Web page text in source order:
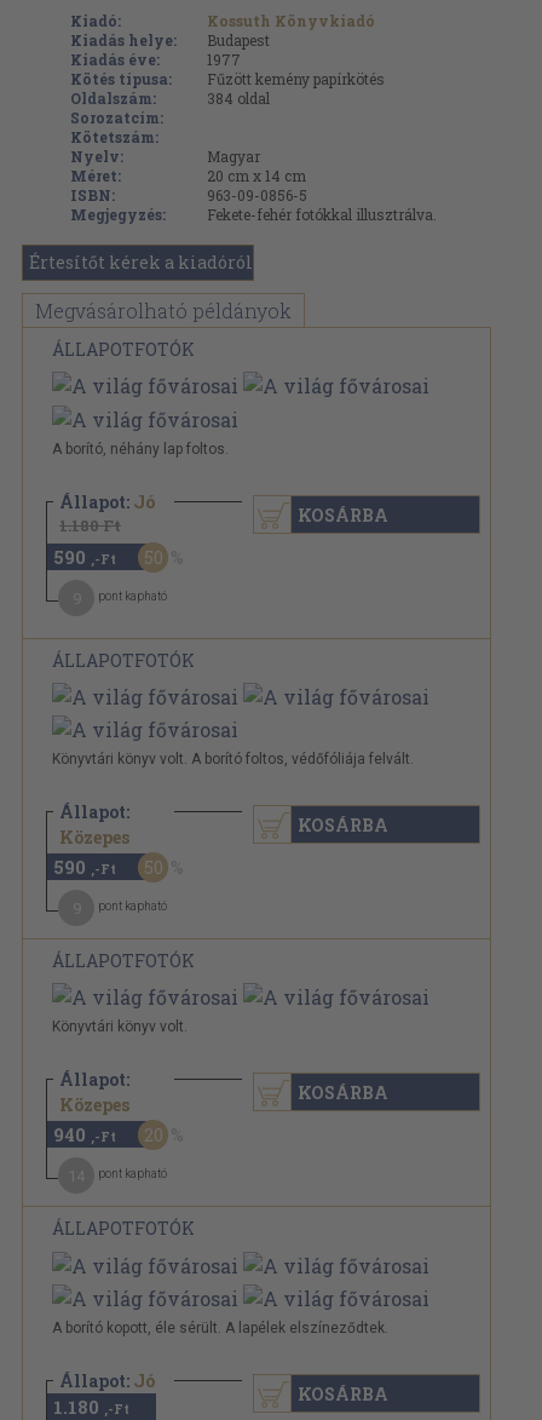
Kiadó:
Kossuth Könyvkiadó
Kiadás helye:
Budapest
Kiadás éve:
1977
Kötés típusa:
Fűzött kemény papírkötés
Oldalszám:
384 oldal
Sorozatcím:
Kötetszám:
Nyelv:
Magyar
Méret:
20 cm x 14 cm
ISBN:
963-09-0856-5
Megjegyzés:
Fekete-fehér fotókkal illusztrálva.
Értesítőt kérek a kiadóról
Megvásárolható példányok
ÁLLAPOTFOTÓK
A borító, néhány lap foltos.
Állapot: Jó
1.180 Ft
590 ,-Ft 50
pont kapható
KOSÁRBA
ÁLLAPOTFOTÓK
Könyvtári könyv volt. A borító foltos, védőfóliája felvált.
Állapot:
Közepes
1.180 Ft
590 ,-Ft 50
pont kapható
KOSÁRBA
ÁLLAPOTFOTÓK
Könyvtári könyv volt.
Állapot:
Közepes
1.180 Ft
940 ,-Ft 20
pont kapható
KOSÁRBA
ÁLLAPOTFOTÓK
A borító kopott, éle sérült. A lapélek elszíneződtek.
Állapot: Jó
1.180 ,-Ft
KOSÁRBA